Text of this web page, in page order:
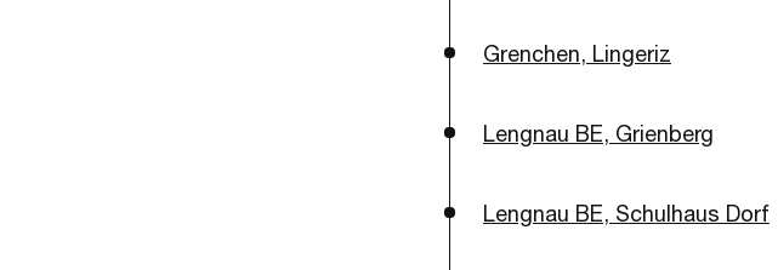
Grenchen, Lingeriz
Lengnau BE, Grienberg
Lengnau BE, Schulhaus Dorf